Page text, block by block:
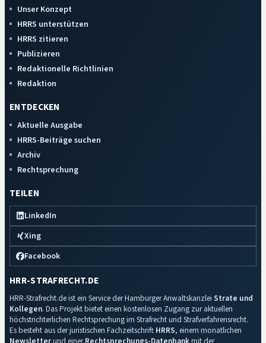
Unser Konzept
HRRS unterstützen
HRRS zitieren
Publizieren
Redaktionelle Richtlinien
Redaktion
ENTDECKEN
Aktuelle Ausgabe
HRRS-Beiträge suchen
Archiv
Rechtsprechung
TEILEN
LinkedIn
Xing
Facebook
HRR-STRAFRECHT.DE
HRR-Strafrecht.de ist ein Service der Hamburger Anwaltskanzlei Strate und
Kollegen. Das Projekt bietet einen kostenlosen Zugang zur aktuellen
höchstrichterlichen Rechtsprechung im Strafrecht und Strafverfahrensrecht.
Es besteht aus der juristischen Fachzeitschrift HRRS, einem monatlichen